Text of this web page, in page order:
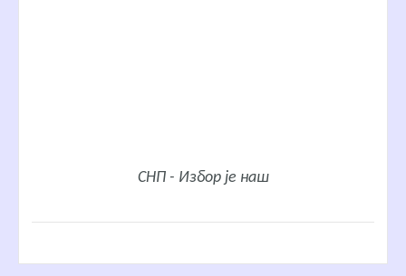
СНП - Избор је наш